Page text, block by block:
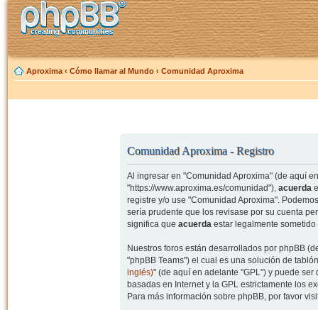
Aproxima ‹ Cómo llamar al Mundo ‹ Comunidad Aproxima
Comunidad Aproxima - Registro
Al ingresar en "Comunidad Aproxima" (de aquí
"https://www.aproxima.es/comunidad"), acuerda
registre y/o use "Comunidad Aproxima".
sería prudente que los revisase por su cuenta
significa que acuerdaestar legalmente sometido
Nuestros foros están desarrollados por phpBB
"phpBB Teams") el cual es una solución de
inglés)" (de aquí en adelante "GPL") y puede
basadas en Internet y la GPL estrictamente los
Para más información sobre phpBB, por favor